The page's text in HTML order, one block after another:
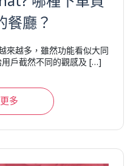
餐廳？
來越多，雖然功能看似大同
戶截然不同的觀感及 […]
多